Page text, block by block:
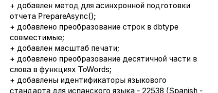
+ добавлен метод для асинхронной подготовки
отчета PrepareAsync();
+ добавлено преобразование строк в dbtype
совместимые;
+ добавлен масштаб печати;
+ добавлено преобразование десятичной части в
слова в функциях ToWords;
+ добавлены идентификаторы языкового
стандарта для испанского языка - 22538 (Spanish -